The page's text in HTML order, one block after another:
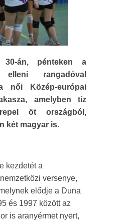
30-án, pénteken a
elleni rangadóval
női Közép-európai
amelyben tíz
öt országból,
két magyar is.
kezdetét a
versenye,
elődje a Duna
és 1997 között az
is aranyérmet nyert,